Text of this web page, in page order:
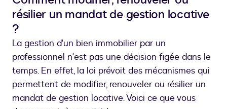
résilier un mandat de gestion locative
?
La gestion d'un bien immobilier par un
professionnel n'est pas une décision figée dans le
temps. En effet, la loi prévoit des mécanismes qui
permettent de modifier, renouveler ou résilier un
mandat de gestion locative. Voici ce que vous